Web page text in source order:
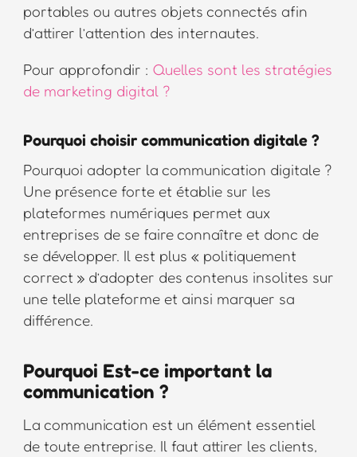
portables ou autres objets connectés afin
d’attirer l’attention des internautes.
Pour approfondir : Quelles sont les stratégies
de marketing digital ?
Pourquoi choisir communication digitale ?
Pourquoi adopter la communication digitale ?
Une présence forte et établie sur les
plateformes numériques permet aux
entreprises de se faire connaître et donc de
se développer. Il est plus « politiquement
correct » d’adopter des contenus insolites sur
une telle plateforme et ainsi marquer sa
différence.
Pourquoi Est-ce important la
communication ?
La communication est un élément essentiel
de toute entreprise. Il faut attirer les clients,